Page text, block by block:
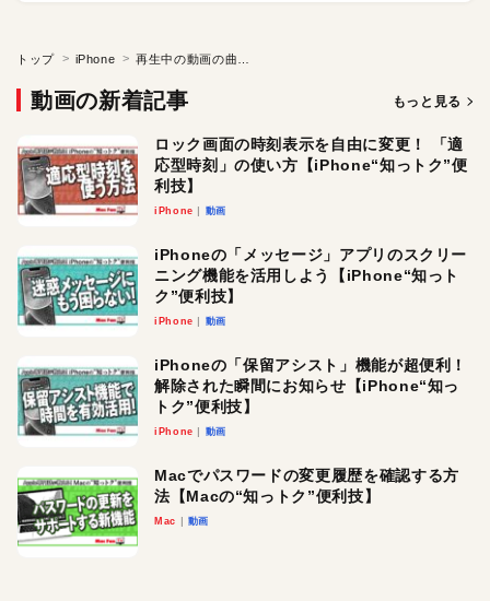
トップ iPhone
動画の新着記事 もっと見る
ロック画面の時刻表示を自由に変更！ 「適
応型時刻」の使い方【iPhone“知っトク”便
利技】
iPhone 動画
iPhoneの「メッセージ」アプリのスクリー
ニング機能を活用しよう【iPhone“知っト
ク”便利技】
iPhone 動画
iPhoneの「保留アシスト」機能が超便利！
解除された瞬間にお知らせ【iPhone“知っ
トク”便利技】
iPhone 動画
Macでパスワードの変更履歴を確認する方
法【Macの“知っトク”便利技】
Mac 動画